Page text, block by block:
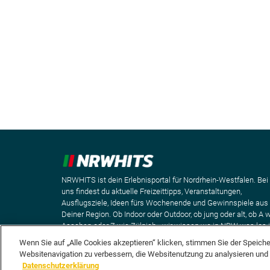
NRWHITS ist dein Erlebnisportal für Nordrhein-Westfalen. Bei
uns findest du aktuelle Freizeittipps, Veranstaltungen,
Ausflugsziele, Ideen fürs Wochenende und Gewinnspiele aus
Deiner Region. Ob Indoor oder Outdoor, ob jung oder alt, ob A
Aaachen oder Z wie Zülpich - wir wissen wo in NRW was los
Wenn Sie auf „Alle Cookies akzeptieren“ klicken, stimmen Sie der
Websitenavigation zu verbessern, die Websitenutzung zu analysieren
Datenschutzerklärung